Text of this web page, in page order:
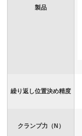
製品
繰り返し位置決め精度
クランプ力（N）